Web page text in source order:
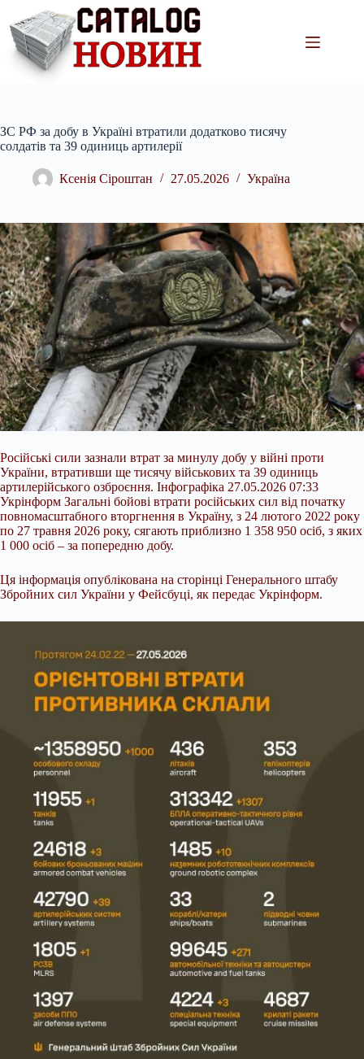
вмісту
ЗС РФ за добу в Україні втратили додатково тисячу
солдатів та 39 одиниць артилерії
Ксенія Сіроштан 27.05.2026 Україна
Російські сили зазнали втрат за минулу добу у війні проти
України, втративши ще тисячу військових та 39 одиниць
артилерійського озброєння. Інфографіка 27.05.2026 07:33
Укрінформ Загальні бойові втрати російських сил від початку
повномасштабного вторгнення в Україну, з 24 лютого 2022 року
по 27 травня 2026 року, сягають приблизно 1 358 950 осіб, з яких
1 000 осіб – за попередню добу.
Ця інформація опублікована на сторінці Генерального штабу
Збройних сил України у Фейсбуці, як передає Укрінформ.